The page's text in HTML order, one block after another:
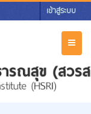
เข้าสู่ระบบ